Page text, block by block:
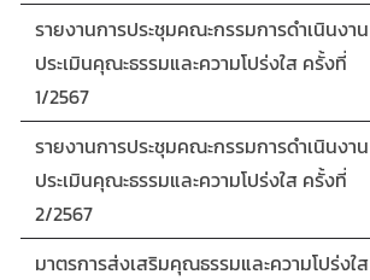
รายงานการประชุมคณะกรรมการดำเนินงาน
ประเมินคุณะธรรมและความโปร่งใส ครั้งที่
1/2567
รายงานการประชุมคณะกรรมการดำเนินงาน
ประเมินคุณะธรรมและความโปร่งใส ครั้งที่
2/2567
มาตรการส่งเสริมคุณธรรมและความโปร่งใส